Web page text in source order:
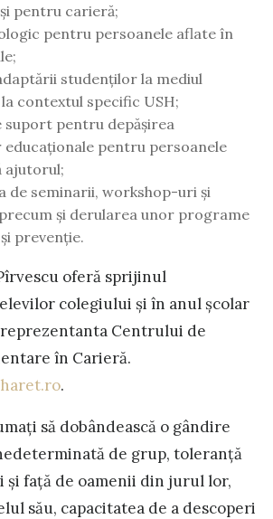
pentru carieră;
pentru persoanele aflate în
studenților la mediul
contextul specific USH;
suport pentru depășirea
pentru persoanele
ajutorul;
de seminarii, workshop-uri și
și derularea unor programe
prevenție.
oferă sprijinul
colegiului și în anul școlar
reprezentanta Centrului de
în Carieră.
.
să dobândească o gândire
de grup, toleranţă
și față de oamenii din jurul lor,
său, capacitatea de a descoperi